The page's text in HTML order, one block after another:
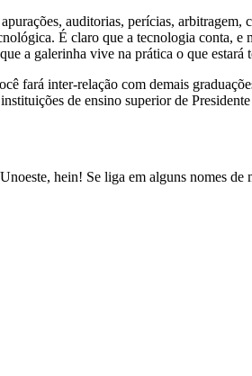
auditorias, perícias,
É claro que a tecnologia conta,
a galerinha vive na prática o que estará
fará inter-relação com demais
de ensino superior de
hein! Se liga em alguns nomes